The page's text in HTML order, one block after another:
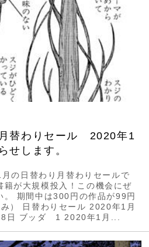
替わりセール 2020年1
せします。
日替わり月替わりセールで
籍が大規模投入！この機会にぜ
。 期間中は300円の作品が99円
） 日替わりセール 2020年1月
日 ブッダ 1 2020年1月...